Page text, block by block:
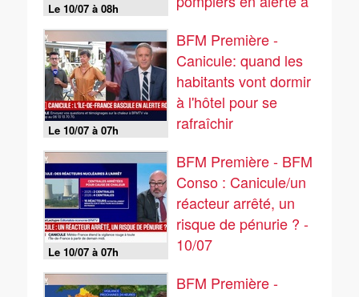
Le 10/07 à 08h
autres communes
alentours
Le 10/07 à 07h
BFM Première -
Canicule: quand les
habitants vont dormir
à l'hôtel pour se
rafraîchir
Le 10/07 à 07h
BFM Première - BFM
Conso : Canicule/un
réacteur arrêté, un
risque de pénurie ? -
10/07
BFM Première -